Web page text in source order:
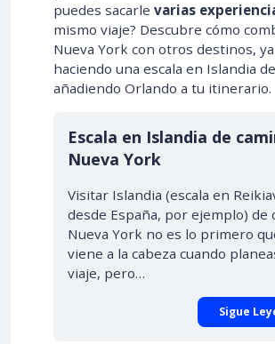
puedes sacarle varias
mismo viaje? Descubre cómo
Nueva York con otros destinos,
haciendo una escala en Islandia
añadiendo Orlando a tu itinerario.
Escala en Islandia de
Nueva York
Visitar Islandia (escala en
desde España, por ejemplo) de
Nueva York no es lo primero
viene a la cabeza cuando
viaje, pero…
Sigue